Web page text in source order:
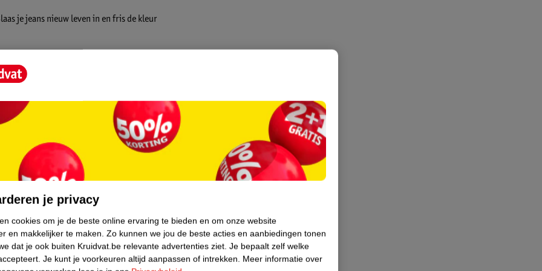
je jeans nieuw leven in en fris de kleur
De alles-in-één-formule verandert
biedt perfecte, langdurige en
gemakkelijk weer een nieuw leven
of op te frissen, voor perfecte,
stof in een lichtere kleur
is niet nodig, de pods zijn
huls van de verpakking, haal het deksel
je privacy
cookies om je de beste online ervaring te bieden en om onze website
en makkelijker te maken. Zo kunnen we jou de beste acties en aanbiedingen tonen
dat je ook buiten Kruidvat.be relevante advertenties ziet. Je bepaalt zelf welke
Je kunt je voorkeuren altijd aanpassen of intrekken. Meer informatie over